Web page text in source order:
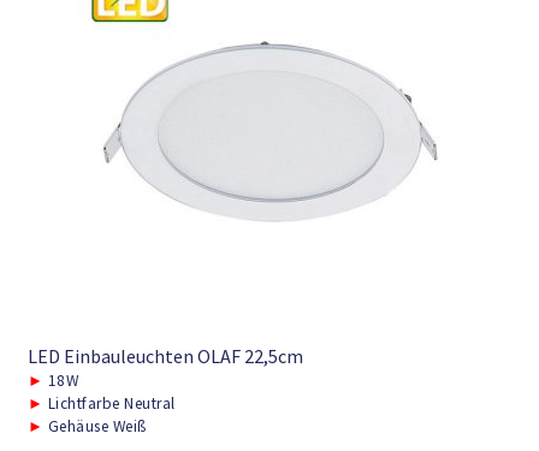
LED Einbauleuchten OLAF 22,5cm
► 18W
► Lichtfarbe Neutral
► Gehäuse Weiß